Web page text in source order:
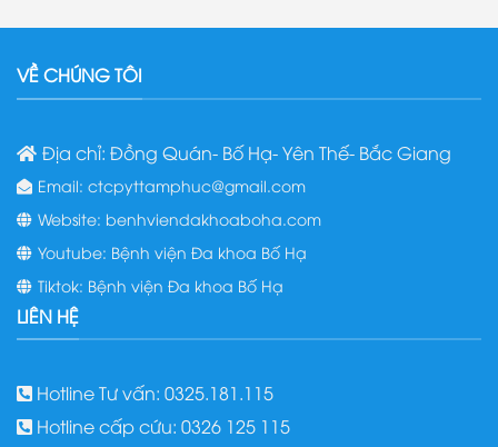
VỀ CHÚNG TÔI
Địa chỉ: Đồng Quán- Bố Hạ- Yên Thế- Bắc Giang
Email: ctcpyttamphuc@gmail.com
Website: benhviendakhoaboha.com
Youtube: Bệnh viện Đa khoa Bố Hạ
Tiktok: Bệnh viện Đa khoa Bố Hạ
LIÊN HỆ
Hotline Tư vấn: 0325.181.115
Hotline cấp cứu: 0326 125 115